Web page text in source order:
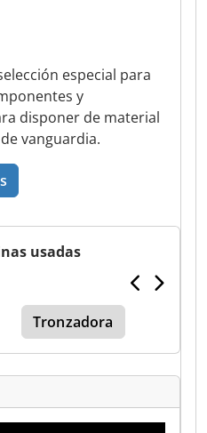
especial para
y
disponer de material
vanguardia.
usadas
Tronzadora